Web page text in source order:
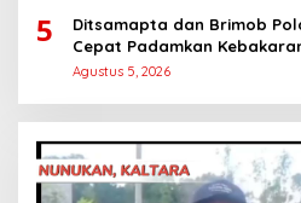
5
Ditsamapta dan Brimob
Cepat Padamkan
di Bulungan
Agustus 5, 2026